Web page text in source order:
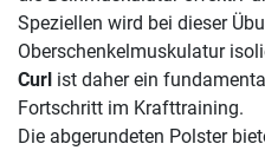
Speziellen wird bei dieser
Oberschenkelmuskulatur
Curl ist daher ein
Fortschritt im Krafttraining.
Die abgerundeten Polster